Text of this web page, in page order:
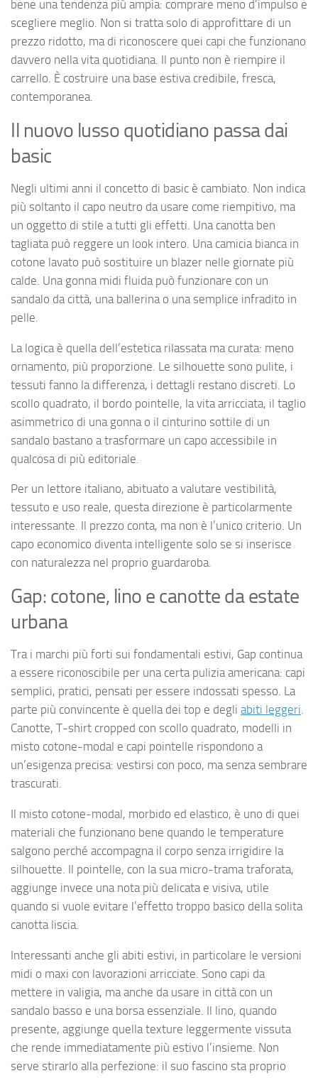
bene una tendenza più ampia: comprare meno d’impulso e
scegliere meglio. Non si tratta solo di approfittare di un
prezzo ridotto, ma di riconoscere quei capi che funzionano
davvero nella vita quotidiana. Il punto non è riempire il
carrello. È costruire una base estiva credibile, fresca,
contemporanea.
Il nuovo lusso quotidiano passa dai
basic
Negli ultimi anni il concetto di basic è cambiato. Non indica
più soltanto il capo neutro da usare come riempitivo, ma
un oggetto di stile a tutti gli effetti. Una canotta ben
tagliata può reggere un look intero. Una camicia bianca in
cotone lavato può sostituire un blazer nelle giornate più
calde. Una gonna midi fluida può funzionare con un
sandalo da città, una ballerina o una semplice infradito in
pelle.
La logica è quella dell’estetica rilassata ma curata: meno
ornamento, più proporzione. Le silhouette sono pulite, i
tessuti fanno la differenza, i dettagli restano discreti. Lo
scollo quadrato, il bordo pointelle, la vita arricciata, il taglio
asimmetrico di una gonna o il cinturino sottile di un
sandalo bastano a trasformare un capo accessibile in
qualcosa di più editoriale.
Per un lettore italiano, abituato a valutare vestibilità,
tessuto e uso reale, questa direzione è particolarmente
interessante. Il prezzo conta, ma non è l’unico criterio. Un
capo economico diventa intelligente solo se si inserisce
con naturalezza nel proprio guardaroba.
Gap: cotone, lino e canotte da estate
urbana
Tra i marchi più forti sui fondamentali estivi, Gap continua
a essere riconoscibile per una certa pulizia americana: capi
semplici, pratici, pensati per essere indossati spesso. La
parte più convincente è quella dei top e degli abiti leggeri.
Canotte, T-shirt cropped con scollo quadrato, modelli in
misto cotone-modal e capi pointelle rispondono a
un’esigenza precisa: vestirsi con poco, ma senza sembrare
trascurati.
Il misto cotone-modal, morbido ed elastico, è uno di quei
materiali che funzionano bene quando le temperature
salgono perché accompagna il corpo senza irrigidire la
silhouette. Il pointelle, con la sua micro-trama traforata,
aggiunge invece una nota più delicata e visiva, utile
quando si vuole evitare l’effetto troppo basico della solita
canotta liscia.
Interessanti anche gli abiti estivi, in particolare le versioni
midi o maxi con lavorazioni arricciate. Sono capi da
mettere in valigia, ma anche da usare in città con un
sandalo basso e una borsa essenziale. Il lino, quando
presente, aggiunge quella texture leggermente vissuta
che rende immediatamente più estivo l’insieme. Non
serve stirarlo alla perfezione: il suo fascino sta proprio